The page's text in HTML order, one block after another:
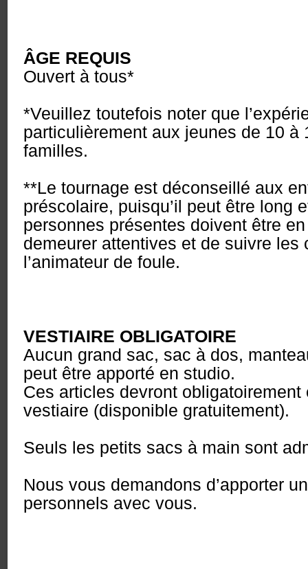
ÂGE REQUIS
Ouvert à tous*
*Veuillez toutefois noter que
particulièrement aux jeunes de 10 à
familles.
**Le tournage est déconseillé aux
préscolaire, puisqu’il peut être long
personnes présentes doivent être
demeurer attentives et de suivre les
l’animateur de foule.
VESTIAIRE OBLIGATOIRE
Aucun grand sac, sac à dos,
peut être apporté en studio.
Ces articles devront obligatoirement
vestiaire (disponible gratuitement).
Seuls les petits sacs à main sont
Nous vous demandons d’apporter
personnels avec vous.